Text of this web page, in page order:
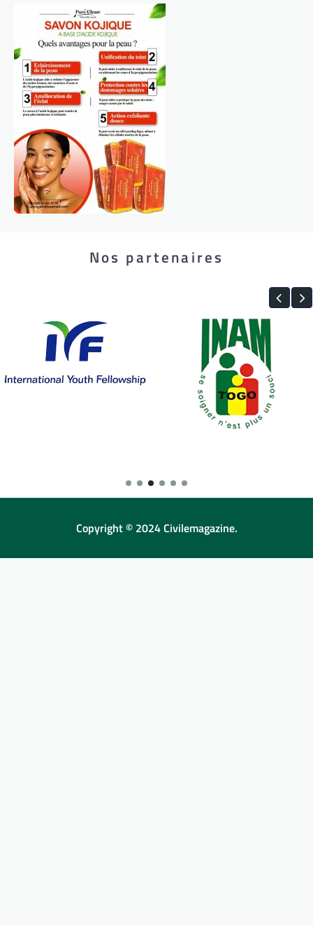
Nos partenaires
Copyright © 2024 Civilemagazine.